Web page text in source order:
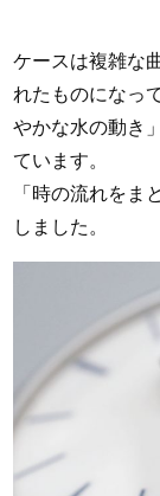
ケースは複雑な
れたものになっ
やかな水の動き
ています。
「時の流れを
しました。